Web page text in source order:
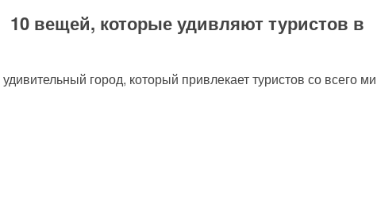
10 вещей, которые удивляют туристов в
город, который привлекает туристов со всего